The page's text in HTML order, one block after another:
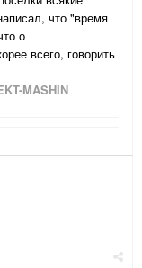
что "время
о
всего, говорить
MASHIN